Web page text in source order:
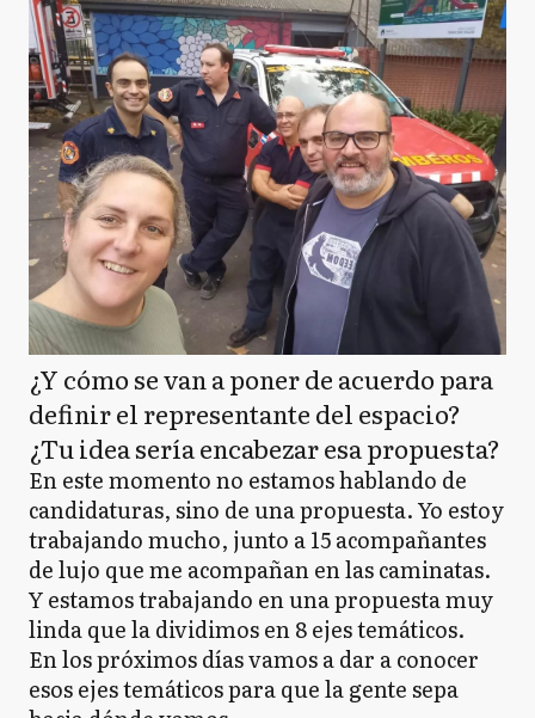
¿Y cómo se van a poner de acuerdo para
definir el representante del espacio?
¿Tu idea sería encabezar esa propuesta?
En este momento no estamos hablando de
candidaturas, sino de una propuesta. Yo estoy
trabajando mucho, junto a 15 acompañantes
de lujo que me acompañan en las caminatas.
Y estamos trabajando en una propuesta muy
linda que la dividimos en 8 ejes temáticos.
En los próximos días vamos a dar a conocer
esos ejes temáticos para que la gente sepa